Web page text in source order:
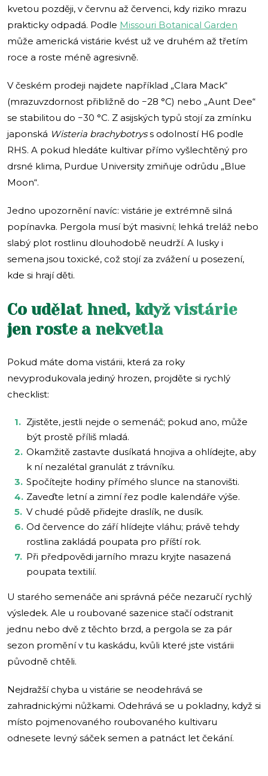
kvetou později, v červnu až červenci, kdy riziko mrazu
prakticky odpadá. Podle Missouri Botanical Garden
může americká vistárie kvést už ve druhém až třetím
roce a roste méně agresivně.
V českém prodeji najdete například „Clara Mack“
(mrazuvzdornost přibližně do −28 °C) nebo „Aunt Dee“
se stabilitou do −30 °C. Z asijských typů stojí za zmínku
japonská Wisteria brachybotryss odolností H6 podle
RHS. A pokud hledáte kultivar přímo vyšlechtěný pro
drsné klima, Purdue University zmiňuje odrůdu „Blue
Moon“.
Jedno upozornění navíc: vistárie je extrémně silná
popínavka. Pergola musí být masivní; lehká treláž nebo
slabý plot rostlinu dlouhodobě neudrží. A lusky i
semena jsou toxické, což stojí za zvážení u posezení,
kde si hrají děti.
Co udělat hned, když vistárie
jen roste a nekvetla
Pokud máte doma vistárii, která za roky
nevyprodukovala jediný hrozen, projděte si rychlý
checklist:
Zjistěte, jestli nejde o semenáč; pokud ano, může
být prostě příliš mladá.
Okamžitě zastavte dusíkatá hnojiva a ohlídejte, aby
k ní nezalétal granulát z trávníku.
Spočítejte hodiny přímého slunce na stanovišti.
Zaveďte letní a zimní řez podle kalendáře výše.
V chudé půdě přidejte draslík, ne dusík.
Od července do září hlídejte vláhu; právě tehdy
rostlina zakládá poupata pro příští rok.
Při předpovědi jarního mrazu kryjte nasazená
poupata textilií.
U starého semenáče ani správná péče nezaručí rychlý
výsledek. Ale u roubované sazenice stačí odstranit
jednu nebo dvě z těchto brzd, a pergola se za pár
sezon promění v tu kaskádu, kvůli které jste vistárii
původně chtěli.
Nejdražší chyba u vistárie se neodehrává se
zahradnickými nůžkami. Odehrává se u pokladny, když si
místo pojmenovaného roubovaného kultivaru
odnesete levný sáček semen a patnáct let čekání.